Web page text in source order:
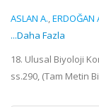
ASLAN A.,ERDOĞAN
...Daha Fazla
18. Ulusal Biyoloji
ss.290, (Tam Metin